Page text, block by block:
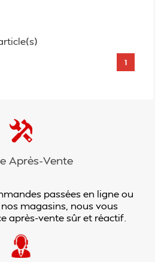
1
Après-Vente
passées en ligne ou
magasins, nous vous
après-vente sûr et réactif.